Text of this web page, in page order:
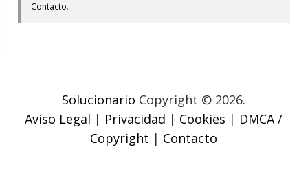
Contacto.
Solucionario Copyright © 2026.
Aviso Legal | Privacidad | Cookies | DMCA /
Copyright | Contacto